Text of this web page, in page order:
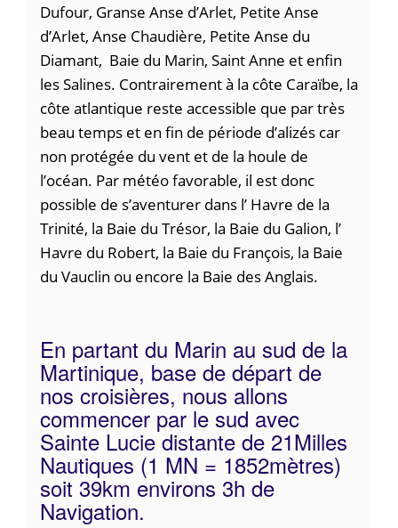
Dufour, Granse Anse d’Arlet, Petite Anse
d’Arlet, Anse Chaudière, Petite Anse du
Diamant, Baie du Marin, Saint Anne et enfin
les Salines. Contrairement à la côte Caraïbe, la
côte atlantique reste accessible que par très
beau temps et en fin de période d’alizés car
non protégée du vent et de la houle de
l’océan. Par météo favorable, il est donc
possible de s’aventurer dans l’ Havre de la
Trinité, la Baie du Trésor, la Baie du Galion, l’
Havre du Robert, la Baie du François, la Baie
du Vauclin ou encore la Baie des Anglais.
En partant du Marin au sud de la
Martinique, base de départ de
nos croisières, nous allons
commencer par le sud avec
Sainte Lucie distante de 21Milles
Nautiques (1 MN = 1852mètres)
soit 39km environs 3h de
Navigation.